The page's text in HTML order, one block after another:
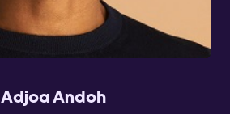
Adjoa Andoh